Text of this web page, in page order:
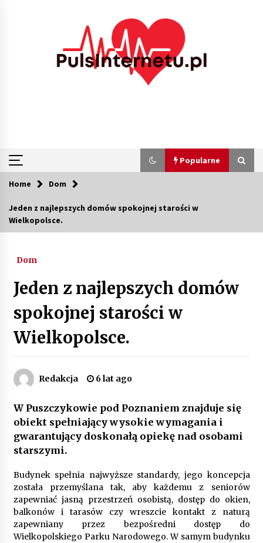
Popularne
Popularne
Poczucie bezpieczeństwa a jasne zasady pracy.
Psychologiczne korzyści z cyfryzacji kadr
Customizacja wnętrza samochodu: Jak
zamontować radio 2DIN i uchwyty na kubki
8 miesięcy ago
Oferta z pojazdami wyposażonymi w kontenery
Filtrowanie chłodziwa w procesach obróbki
skrawaniem – wpływ na żywotność narzędzi i
jakość detali
9 miesięcy ago
Home Dom
Jeden z najlepszych domów spokojnej starości w
Wielkopolsce.
Dom
Jeden z najlepszych domów
spokojnej starości w
Wielkopolsce.
Redakcja 6 lat ago
W Puszczykowie pod Poznaniem znajduje się
obiekt spełniający wysokie wymagania i
gwarantujący doskonałą opiekę nad osobami
starszymi.
Budynek spełnia najwyższe standardy, jego koncepcja
została przemyślana tak, aby każdemu z seniorów
zapewniać jasną przestrzeń osobistą, dostęp do okien,
balkonów i tarasów czy wreszcie kontakt z naturą
zapewniany przez bezpośredni dostęp do
Wielkopolskiego Parku Narodowego. W samym budynku